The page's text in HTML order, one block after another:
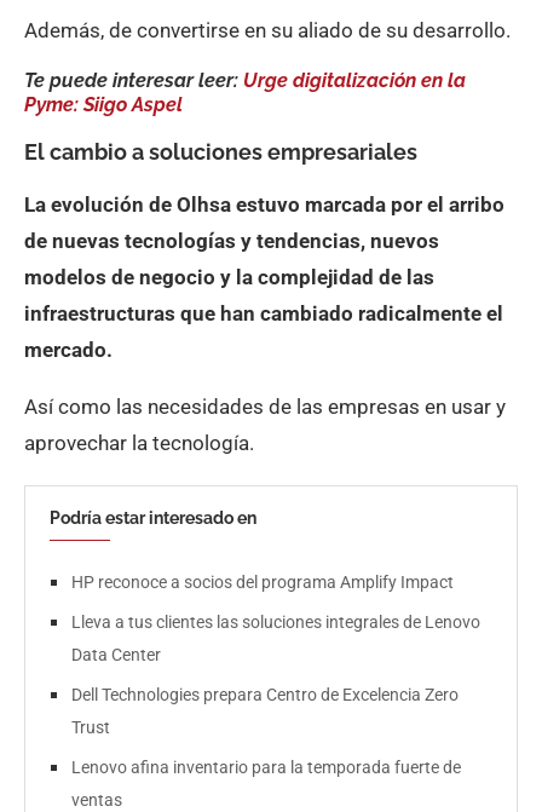
Además, de convertirse en su aliado de su desarrollo.
Te puede interesar leer: Urge digitalización en la
Pyme: Siigo Aspel
El cambio a soluciones empresariales
La evolución de Olhsa estuvo marcada por el arribo
de nuevas tecnologías y tendencias, nuevos
modelos de negocio y la complejidad de las
infraestructuras que han cambiado radicalmente el
mercado.
Así como las necesidades de las empresas en usar y
aprovechar la tecnología.
Podría estar interesado en
HP reconoce a socios del programa Amplify Impact
Lleva a tus clientes las soluciones integrales de Lenovo
Data Center
Dell Technologies prepara Centro de Excelencia Zero
Trust
Lenovo afina inventario para la temporada fuerte de
ventas